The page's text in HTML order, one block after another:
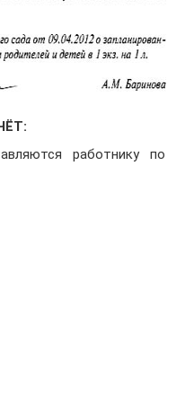
работнику по